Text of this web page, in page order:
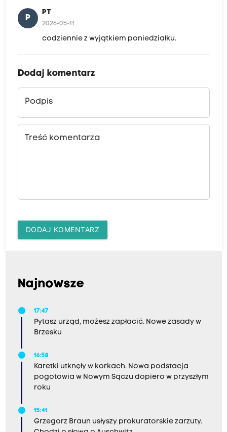
P
PT
2026-05-11
codziennie z wyjątkiem poniedziałku.
Dodaj komentarz
Podpis
Treść komentarza
DODAJ KOMENTARZ
Najnowsze
17:47
Pytasz urząd, możesz zapłacić. Nowe zasady w
Brzesku
16:58
Karetki utknęły w korkach. Nowa podstacja
pogotowia w Nowym Sączu dopiero w przyszłym
roku
15:41
Grzegorz Braun usłyszy prokuratorskie zarzuty.